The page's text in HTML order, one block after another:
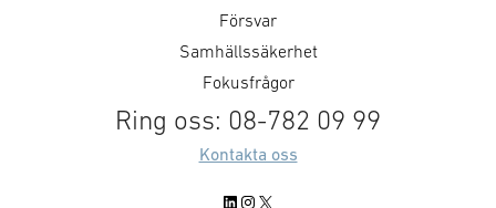
Försvar
Samhällssäkerhet
Fokusfrågor
Ring oss: 08-782 09 99
Kontakta oss
LinkedIn
Instagram
X